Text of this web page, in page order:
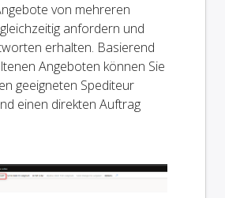
von mehreren
anfordern und
erhalten. Basierend
Angeboten können Sie
geeigneten Spediteur
einen direkten Auftrag